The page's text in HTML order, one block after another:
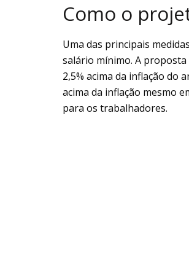
Como o
Uma das principais
salário mínimo. A
2,5% acima da inflação do
acima da inflação mesmo
para os trabalhadores.